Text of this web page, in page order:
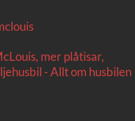
mer plåtisar,
- Allt om husbilen